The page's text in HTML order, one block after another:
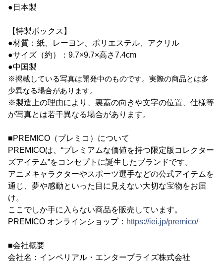
●日本製
【特製ボックス】
●材質：紙、レーヨン、ポリエステル、アクリル
●サイズ（約）：9.7×9.7×高さ7.4cm
●中国製
※掲載している写真は開発中のものです。実際の商品とは多
少異なる場合があります。
※製造上の理由により、裏蓋の向きや文字の位置、仕様等
が写真とは若干異なる場合があります。
■PREMICO（プレミコ）について
PREMICOは、“プレミアムな価値を持つ限定版コレクター
ズアイテム”をコンセプトに誕生したブランドです。
アニメキャラクターやスポーツ選手などの公式アイテムを
通じ、夢や感動といった目に見えない大切な宝物をお届
け。
ここでしか手に入らない商品を販売しています。
PREMICO オンラインショップ： https://iei.jp/premico/
■会社概要
会社名：インペリアル・エンタープライズ株式会社